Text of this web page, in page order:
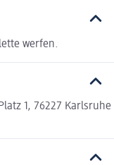
werfen.
1, 76227 Karlsruhe